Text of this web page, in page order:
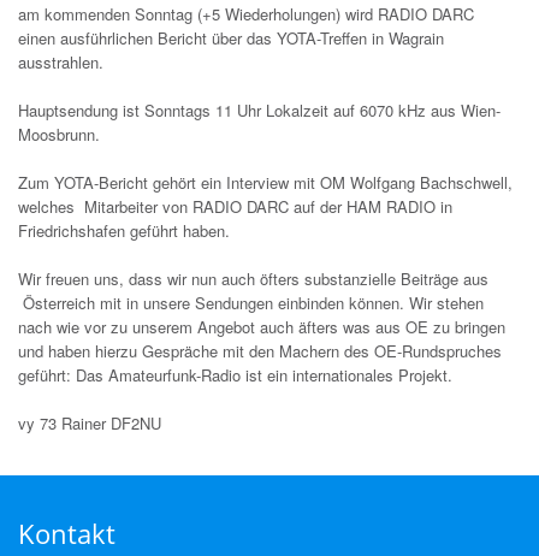
am kommenden Sonntag (+5 Wiederholungen) wird RADIO DARC
einen ausführlichen Bericht über das YOTA-Treffen in Wagrain
ausstrahlen.
Hauptsendung ist Sonntags 11 Uhr Lokalzeit auf 6070 kHz aus Wien-
Moosbrunn.
Zum YOTA-Bericht gehört ein Interview mit OM Wolfgang Bachschwell,
welches Mitarbeiter von RADIO DARC auf der HAM RADIO in
Friedrichshafen geführt haben.
Wir freuen uns, dass wir nun auch öfters substanzielle Beiträge aus
Österreich mit in unsere Sendungen einbinden können. Wir stehen
nach wie vor zu unserem Angebot auch äfters was aus OE zu bringen
und haben hierzu Gespräche mit den Machern des OE-Rundspruches
geführt: Das Amateurfunk-Radio ist ein internationales Projekt.
vy 73 Rainer DF2NU
Kontakt